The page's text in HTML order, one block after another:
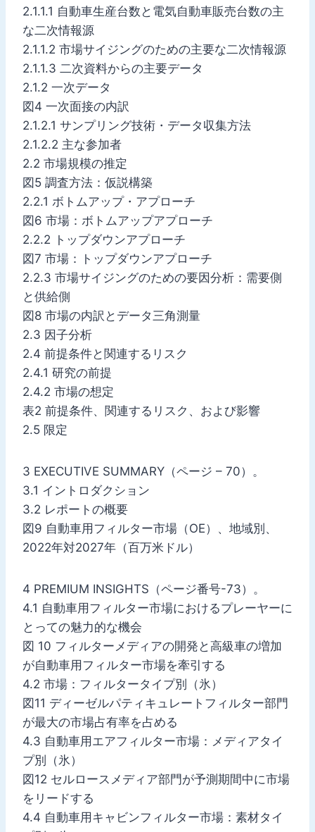
2.1.1.1 自動車生産台数と電気自動車販売台数の主
な二次情報源
2.1.1.2 市場サイジングのための主要な二次情報源
2.1.1.3 二次資料からの主要データ
2.1.2 一次データ
図4 一次面接の内訳
2.1.2.1 サンプリング技術・データ収集方法
2.1.2.2 主な参加者
2.2 市場規模の推定
図5 調査方法：仮説構築
2.2.1 ボトムアップ・アプローチ
図6 市場：ボトムアップアプローチ
2.2.2 トップダウンアプローチ
図7 市場：トップダウンアプローチ
2.2.3 市場サイジングのための要因分析：需要側
と供給側
図8 市場の内訳とデータ三角測量
2.3 因子分析
2.4 前提条件と関連するリスク
2.4.1 研究の前提
2.4.2 市場の想定
表2 前提条件、関連するリスク、および影響
2.5 限定
3 EXECUTIVE SUMMARY（ページ – 70）。
3.1 イントロダクション
3.2 レポートの概要
図9 自動車用フィルター市場（OE）、地域別、
2022年対2027年（百万米ドル）
4 PREMIUM INSIGHTS（ページ番号-73）。
4.1 自動車用フィルター市場におけるプレーヤーに
とっての魅力的な機会
図 10 フィルターメディアの開発と高級車の増加
が自動車用フィルター市場を牽引する
4.2 市場：フィルタータイプ別（氷）
図11 ディーゼルパティキュレートフィルター部門
が最大の市場占有率を占める
4.3 自動車用エアフィルター市場：メディアタイ
プ別（氷）
図12 セルロースメディア部門が予測期間中に市場
をリードする
4.4 自動車用キャビンフィルター市場：素材タイ